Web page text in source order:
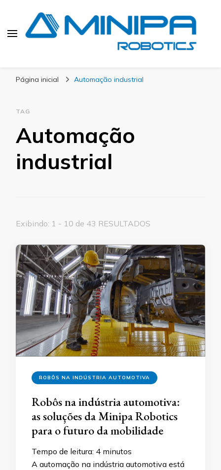
Página inicial Automação industrial
TAG
Automação
industrial
Exibindo: 1 - 10 de 43 RESULTADOS
ROBÔS NA INDÚSTRIA AUTOMOTIVA
Robôs na indústria automotiva:
as soluções da Minipa Robotics
para o futuro da mobilidade
Tempo de leitura: 4 minutos
A automação na indústria automotiva está